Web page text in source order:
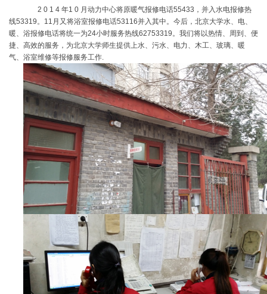
2 0 1 4 年1 0 月动力中心将原暖气报修电话55433，并入水电报修热
线53319。11月又将浴室报修电话53116并入其中。今后，北京大学水、电、
暖、浴报修电话将统一为24小时服务热线62753319。我们将以热情、周到、便
捷、高效的服务，为北京大学师生提供上水、污水、电力、木工、玻璃、暖
气、浴室维修等报修服务工作.